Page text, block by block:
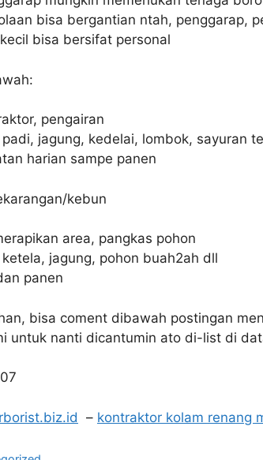
bisa bergantian ntah, penggarap,
bisa bersifat personal
pengairan
jagung, kedelai, lombok, sayuran
harian sampe panen
kebun
area, pangkas pohon
jagung, pohon buah2ah dll
panen
bisa coment dibawah postingan
untuk nanti dicantumin ato di-list di
– kontraktor kolam renang